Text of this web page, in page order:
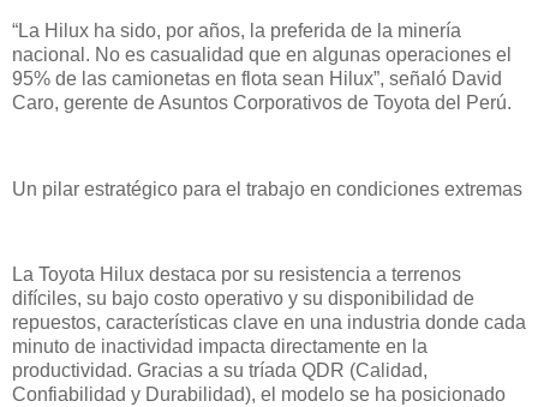
“La Hilux ha sido, por años, la preferida de la minería
nacional. No es casualidad que en algunas operaciones el
95% de las camionetas en flota sean Hilux”, señaló David
Caro, gerente de Asuntos Corporativos de Toyota del Perú.
Un pilar estratégico para el trabajo en condiciones extremas
La Toyota Hilux destaca por su resistencia a terrenos
difíciles, su bajo costo operativo y su disponibilidad de
repuestos, características clave en una industria donde cada
minuto de inactividad impacta directamente en la
productividad. Gracias a su tríada QDR (Calidad,
Confiabilidad y Durabilidad), el modelo se ha posicionado